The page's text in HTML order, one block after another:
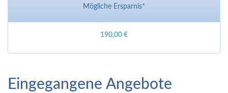
Mögliche Ersparnis*
190,00 €
Eingegangene Angebote